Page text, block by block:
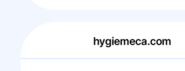
hygiemeca.com